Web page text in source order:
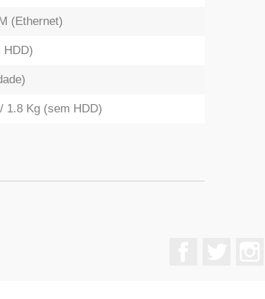
(Ethernet)
HDD)
1.8 Kg (sem HDD)